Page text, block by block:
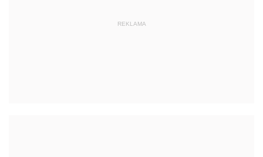
REKLAMA